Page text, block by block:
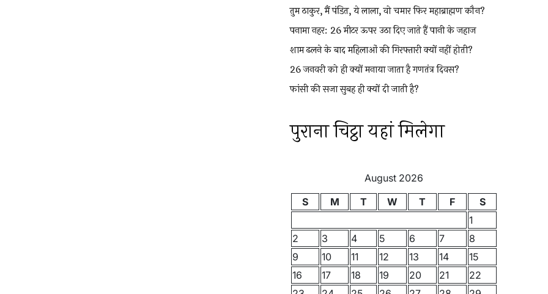
तुम ठाकुर, मैं पंडित, ये लाला, वो चमार फिर महाब्राह्मण कौन?
पनामा नहर: 26 मीटर ऊपर उठा दिए जाते हैं पानी के जहाज
शाम ढलने के बाद महिलाओं की गिरफ्तारी क्यों नहीं होती?
26 जनवरी को ही क्यों मनाया जाता है गणतंत्र दिवस?
फांसी की सजा सुबह ही क्यों दी जाती है?
पुराना चिट्ठा यहां मिलेगा
August 2026
S
M T W T F
S
1
2
3 4 5 6 7
8
9
10 11 12 13 14
15
16
17 18 19 20 21
22